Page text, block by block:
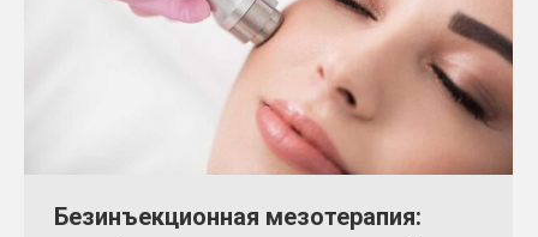
Безинъекционная мезотерапия: